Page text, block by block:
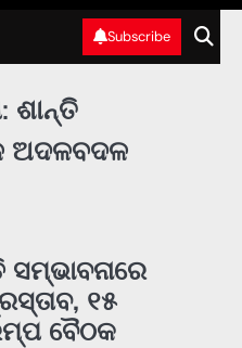
Subscribe
ଶାନ୍ତି
ଅଦଳବଦଳ
୧୫
ବୈଠକ